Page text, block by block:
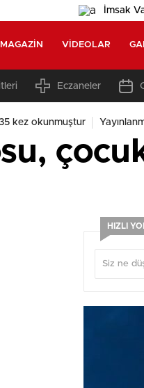
İmsak
MAGAZIN VIDEOLAR
Eczaneler
kez okunmuştur
HIZLI